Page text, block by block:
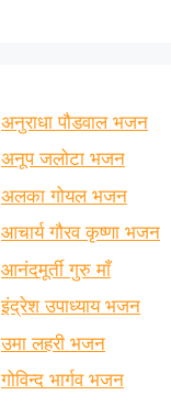
अनुराधा पौडवाल भजन
अनूप जलोटा भजन
अलका गोयल भजन
आचार्य गौरव कृष्णा भजन
आनंदमूर्ती गुरु माँ
इंद्रेश उपाध्याय भजन
उमा लहरी भजन
गोविन्द भार्गव भजन